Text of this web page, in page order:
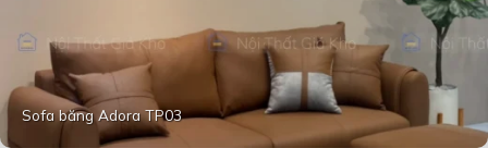
Sofa băng Adora TP03